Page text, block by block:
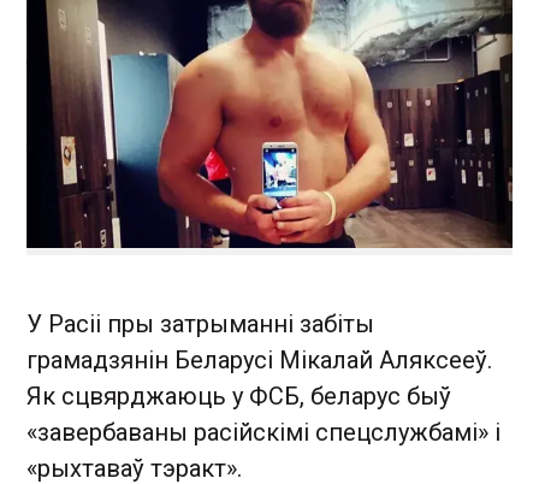
У Расіі пры затрыманні забіты
грамадзянін Беларусі Мікалай Аляксееў.
Як сцвярджаюць у ФСБ, беларус быў
«завербаваны расійскімі спецслужбамі» і
«рыхтаваў тэракт».